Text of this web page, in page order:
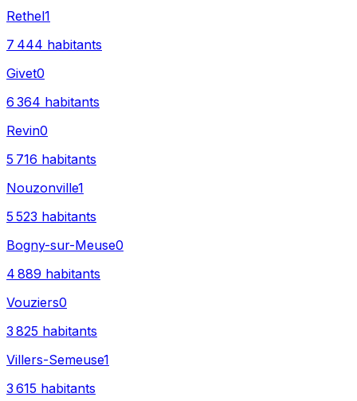
Rethel1
7 444 habitants
Givet0
6 364 habitants
Revin0
5 716 habitants
Nouzonville1
5 523 habitants
Bogny-sur-Meuse0
4 889 habitants
Vouziers0
3 825 habitants
Villers-Semeuse1
3 615 habitants